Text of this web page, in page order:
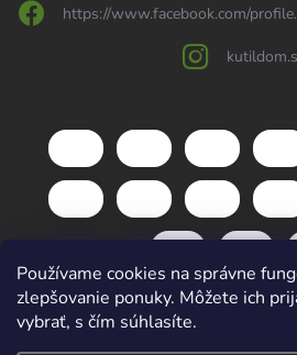
Používame cookies na správne
zlepšovanie ponuky. Môžete ich
vybrať, s čím súhlasíte.
https://www.facebook.com/
Copyright 2026kutildom.sk